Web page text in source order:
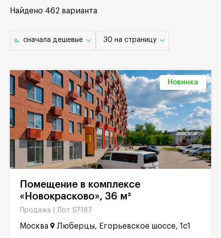
Найдено 462 варианта
cначала дешевые 30 на страницу
Новинка
«Новокрасково», 36 м²
Продажа | Лот 57187
Москва Люберцы, Егорьевское шоссе, 1с1